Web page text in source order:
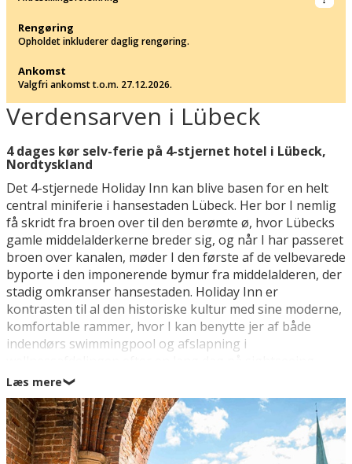
Verdensarven i Lübeck
4 dages kør selv-ferie på 4-stjernet hotel i Lübeck,
Nordtyskland
Det 4-stjernede Holiday Inn kan blive basen for en helt
central miniferie i hansestaden Lübeck. Her bor I nemlig
få skridt fra broen over til den berømte ø, hvor Lübecks
gamle middelalderkerne breder sig, og når I har passeret
broen over kanalen, møder I den første af de velbevarede
byporte i den imponerende bymur fra middelalderen, der
stadig omkranser hansestaden. Holiday Inn er
kontrasten til al den historiske kultur med sine moderne,
komfortable rammer, hvor I kan benytte jer af både
indendørs swimmingpool og afslapning i
Lübecks historiske bykerne med 900 fredede
bygningsværker har placeret byen på UNESCOs liste
over verdenskulturarv og er historiens mest interessante
by fra Hansetiden. Her samlede købmændene i det
Læs mere❯
Rengøring
Opholdet inkluderer daglig rengøring.
Ankomst
Valgfri ankomst t.o.m. 27.12.2026.